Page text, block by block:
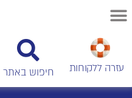
עזרה ללקוחות